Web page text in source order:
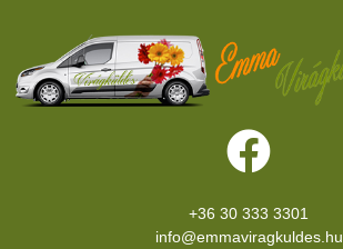
+36 30 333 3301
info@emmaviragkuldes.hu